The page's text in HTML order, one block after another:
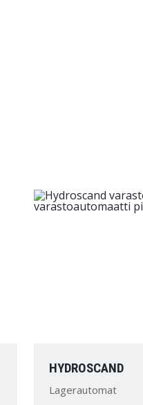
HYDROSCAND
Lagerautomat